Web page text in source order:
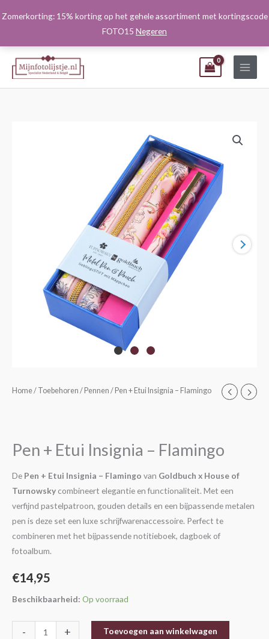
Zomerkorting: 15% korting op het gehele assortiment met kortingscode
FOTO15 Negeren
naar
Home/ Toebehoren / Pennen / Pen + Etui Insignia – Flamingo
Pen + Etui Insignia – Flamingo
De Pen + Etui Insignia – Flamingo van Goldbuch x House of
Turnowsky combineert elegantie en functionaliteit. Met een
verfijnd pastelpatroon, gouden details en een bijpassende metalen
pen is deze set een luxe schrijfwarenaccessoire. Perfect te
combineren met het bijpassende notitieboek, dagboek of
fotoalbum.
€14,95
Beschikbaarheid: Op voorraad
-
Pen
aantal
+ Toevoegen aan winkelwagen